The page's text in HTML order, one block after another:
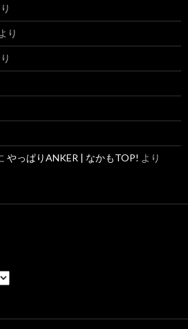
より
やっぱりANKER | なかもTOP! より